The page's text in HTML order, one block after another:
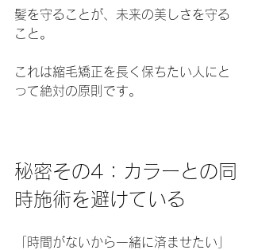
髪を守ることが、未来の美しさを守る
こと。
これは縮毛矯正を長く保ちたい人にと
って絶対の原則です。
秘密その4：カラーとの同
時施術を避けている
「時間がないから一緒に済ませたい」